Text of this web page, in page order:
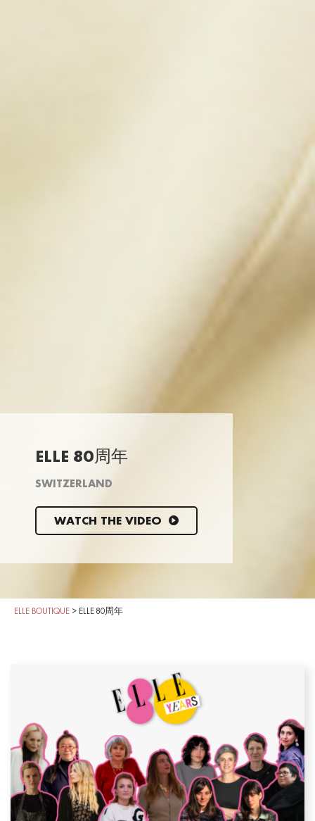
ELLE 80周年
SWITZERLAND
WATCH THE VIDEO
ELLE BOUTIQUE > ELLE 80周年